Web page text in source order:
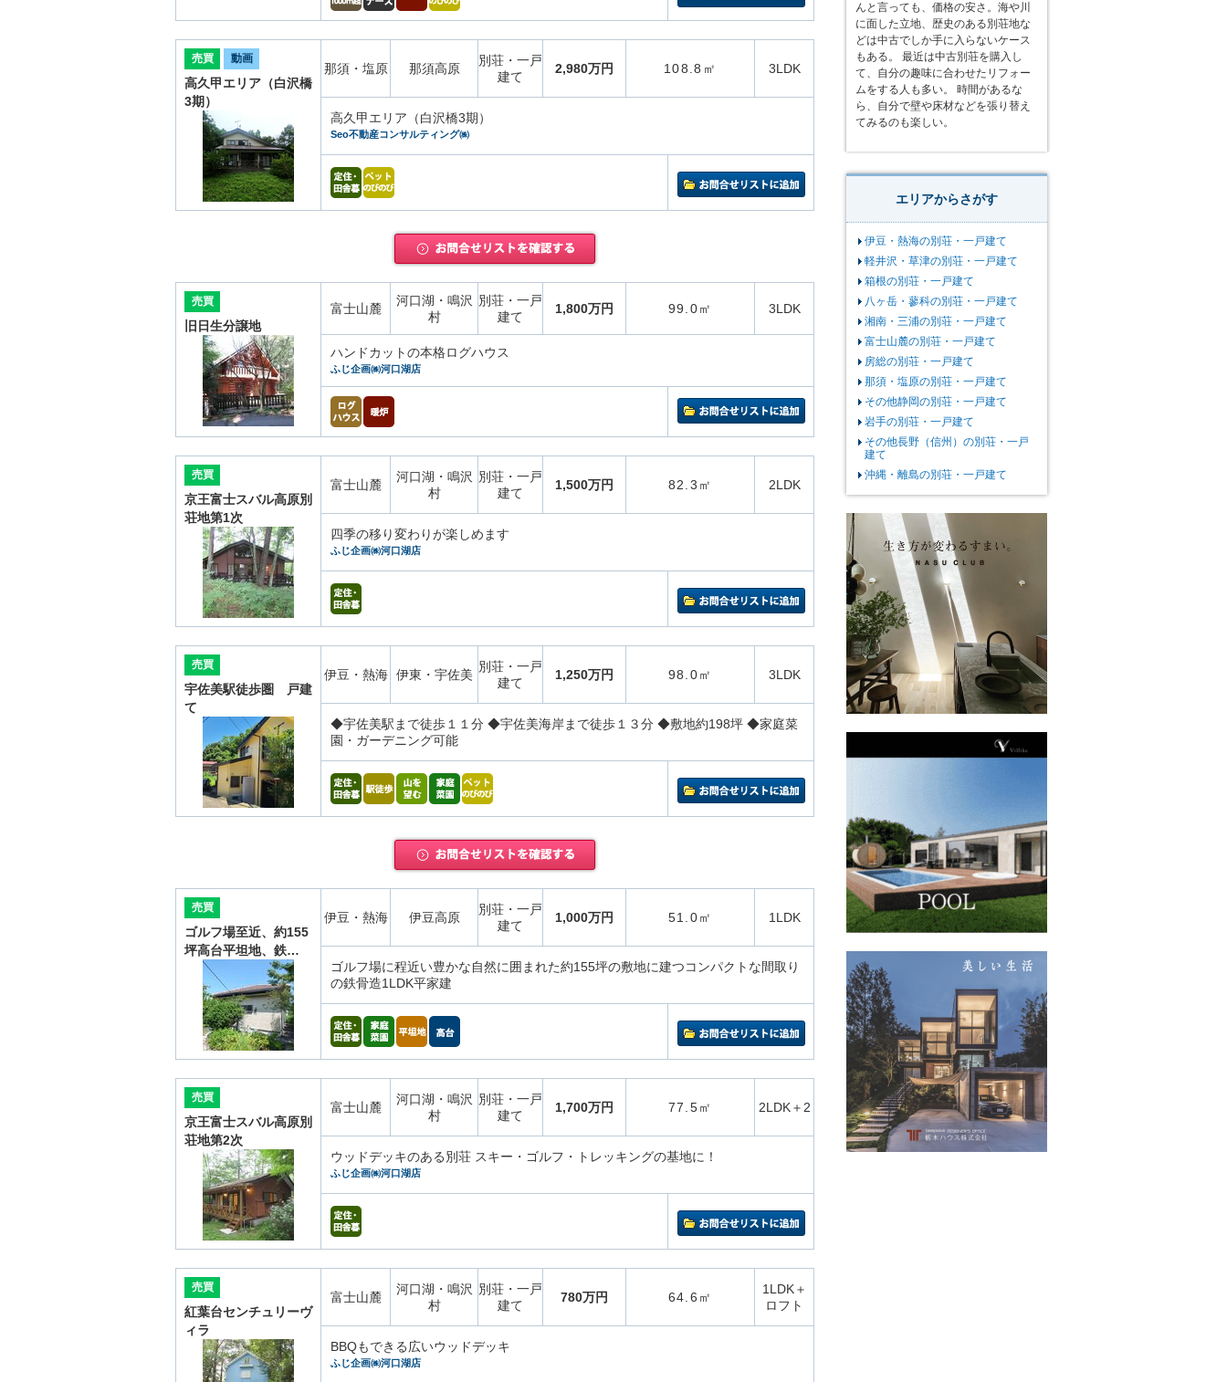
売買 動画
高久甲エリア（白沢橋
3期）
那須・塩原 那須高原
別荘・一戸
建て
2,980万円 108.8㎡ 3LDK
高久甲エリア（白沢橋3期）
Seo不動産コンサルティング㈱
売買
旧日生分譲地
富士山麓
河口湖・鳴沢
村
別荘・一戸
建て
1,800万円 99.0㎡ 3LDK
ハンドカットの本格ログハウス
ふじ企画㈱河口湖店
売買
京王富士スバル高原別
荘地第1次
富士山麓
河口湖・鳴沢
村
別荘・一戸
建て
1,500万円 82.3㎡ 2LDK
四季の移り変わりが楽しめます
ふじ企画㈱河口湖店
売買
宇佐美駅徒歩圏 戸建
て
伊豆・熱海 伊東・宇佐美
別荘・一戸
建て
1,250万円 98.0㎡ 3LDK
◆宇佐美駅まで徒歩１１分 ◆宇佐美海岸まで徒歩１３分 ◆敷地約198坪 ◆家庭菜
園・ガーデニング可能
売買
ゴルフ場至近、約155
坪高台平坦地、鉄…
伊豆・熱海 伊豆高原
別荘・一戸
建て
1,000万円 51.0㎡ 1LDK
ゴルフ場に程近い豊かな自然に囲まれた約155坪の敷地に建つコンパクトな間取り
の鉄骨造1LDK平家建
売買
京王富士スバル高原別
荘地第2次
富士山麓
河口湖・鳴沢
村
別荘・一戸
建て
1,700万円 77.5㎡ 2LDK＋2
ウッドデッキのある別荘 スキー・ゴルフ・トレッキングの基地に！
ふじ企画㈱河口湖店
売買
紅葉台センチュリーヴ
ィラ
富士山麓
河口湖・鳴沢
村
別荘・一戸
建て
780万円 64.6㎡
1LDK＋
ロフト
BBQもできる広いウッドデッキ
ふじ企画㈱河口湖店
んと言っても、価格の安さ。海や川
に面した立地、歴史のある別荘地な
どは中古でしか手に入らないケース
もある。 最近は中古別荘を購入し
て、自分の趣味に合わせたリフォー
ムをする人も多い。 時間があるな
ら、自分で壁や床材などを張り替え
てみるのも楽しい。
エリアからさがす
伊豆・熱海の別荘・一戸建て
軽井沢・草津の別荘・一戸建て
箱根の別荘・一戸建て
八ヶ岳・蓼科の別荘・一戸建て
湘南・三浦の別荘・一戸建て
富士山麓の別荘・一戸建て
房総の別荘・一戸建て
那須・塩原の別荘・一戸建て
その他静岡の別荘・一戸建て
岩手の別荘・一戸建て
その他長野（信州）の別荘・一戸
建て
沖縄・離島の別荘・一戸建て